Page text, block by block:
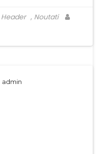
Header , Noutati
admin